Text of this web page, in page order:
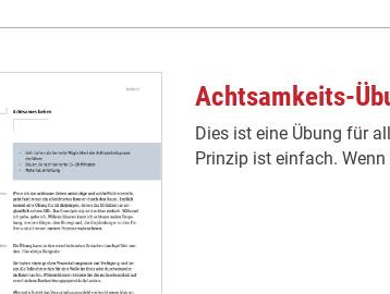
Achtsamkeits-
Dies ist eine Übung für
Prinzip ist einfach. Wenn